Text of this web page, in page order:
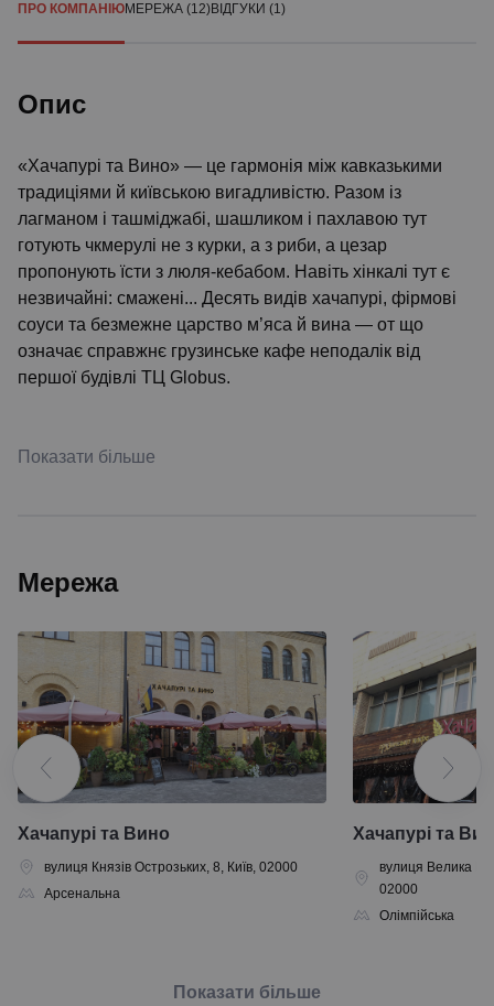
ПРО КОМПАНІЮМЕРЕЖА (12)ВІДГУКИ (1)
Опис
«Хачапурі та Вино» — це гармонія між кавказькими
традиціями й київською вигадливістю. Разом із
лагманом і ташміджабі, шашликом і пахлавою тут
готують чкмерулі не з курки, а з риби, а цезар
пропонують їсти з люля-кебабом. Навіть хінкалі тут є
незвичайні: смажені... Десять видів хачапурі, фірмові
соуси та безмежне царство м’яса й вина — от що
означає справжнє грузинське кафе неподалік від
першої будівлі ТЦ Globus.
Показати більше
Мережа
Хачапурі та Вино
вулиця Князів Острозьких, 8, Київ, 02000
Арсенальна
Хачапурі та
вулиця Велика
02000
Олімпійська
Показати більше